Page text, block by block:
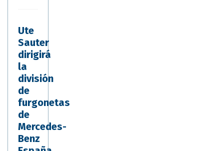
Ute
Sauter
dirigirá
la
división
de
furgonetas
de
Mercedes-
Benz